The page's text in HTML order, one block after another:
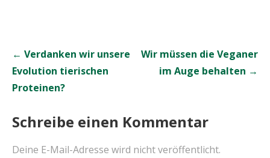
Beitrags-
Navigation
← Verdanken wir unsere
Evolution tierischen
Proteinen?
Wir müssen die Veganer
im Auge behalten →
Schreibe einen Kommentar
Deine E-Mail-Adresse wird nicht veröffentlicht.